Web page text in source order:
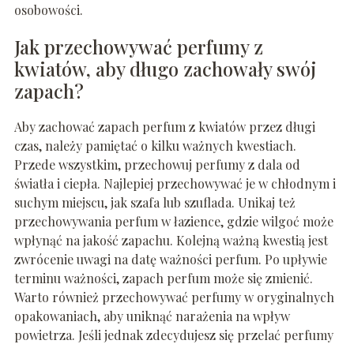
osobowości.
Jak przechowywać perfumy z
kwiatów, aby długo zachowały swój
zapach?
Aby zachować zapach perfum z kwiatów przez długi
czas, należy pamiętać o kilku ważnych kwestiach.
Przede wszystkim, przechowuj perfumy z dala od
światła i ciepła. Najlepiej przechowywać je w chłodnym i
suchym miejscu, jak szafa lub szuflada. Unikaj też
przechowywania perfum w łazience, gdzie wilgoć może
wpłynąć na jakość zapachu. Kolejną ważną kwestią jest
zwrócenie uwagi na datę ważności perfum. Po upływie
terminu ważności, zapach perfum może się zmienić.
Warto również przechowywać perfumy w oryginalnych
opakowaniach, aby uniknąć narażenia na wpływ
powietrza. Jeśli jednak zdecydujesz się przelać perfumy